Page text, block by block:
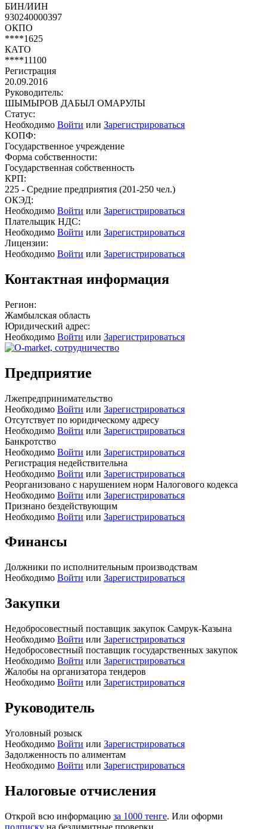
БИН/ИИН
930240000397
ОКПО
****1625
КАТО
****11100
Регистрация
20.09.2016
Руководитель:
ШЫМЫРОВ ДАБЫЛ ОМАРУЛЫ
Статус:
Необходимо Войти или Зарегистрироваться
КОПФ:
Государственное учреждение
Форма собственности:
Государственная собственность
КРП:
225 - Средние предприятия (201-250 чел.)
ОКЭД:
Необходимо Войти или Зарегистрироваться
Плательщик НДС:
Необходимо Войти или Зарегистрироваться
Лицензии:
Необходимо Войти или Зарегистрироваться
Контактная информация
Регион:
Жамбылская область
Юридический адрес:
Необходимо Войти или Зарегистрироваться
Предприятие
Лжепредпринимательство
Необходимо Войти или Зарегистрироваться
Отсутствует по юридическому адресу
Необходимо Войти или Зарегистрироваться
Банкротство
Необходимо Войти или Зарегистрироваться
Регистрация недействительна
Необходимо Войти или Зарегистрироваться
Реорганизовано с нарушением норм Налогового кодекса
Необходимо Войти или Зарегистрироваться
Признано бездействующим
Необходимо Войти или Зарегистрироваться
Финансы
Должники по исполнительным производствам
Необходимо Войти или Зарегистрироваться
Закупки
Недобросовестный поставщик закупок Самрук-Казына
Необходимо Войти или Зарегистрироваться
Недобросовестный поставщик государственных закупок
Необходимо Войти или Зарегистрироваться
Жалобы на организатора тендеров
Необходимо Войти или Зарегистрироваться
Руководитель
Уголовный розыск
Необходимо Войти или Зарегистрироваться
Задолженность по алиментам
Необходимо Войти или Зарегистрироваться
Налоговые отчисления
Открой всю информацию за 1000 тенге. Или оформи
подписку на безлимитные проверки